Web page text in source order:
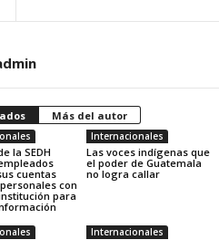
Más del autor
la SEDH
cuentas
con
para
Internacionales
Las voces indígenas que
el poder de Guatemala
no logra callar
Internacionales